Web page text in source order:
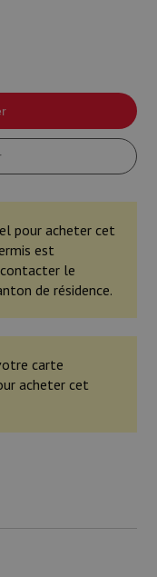
pour acheter cet
est
le
de résidence.
carte
acheter cet